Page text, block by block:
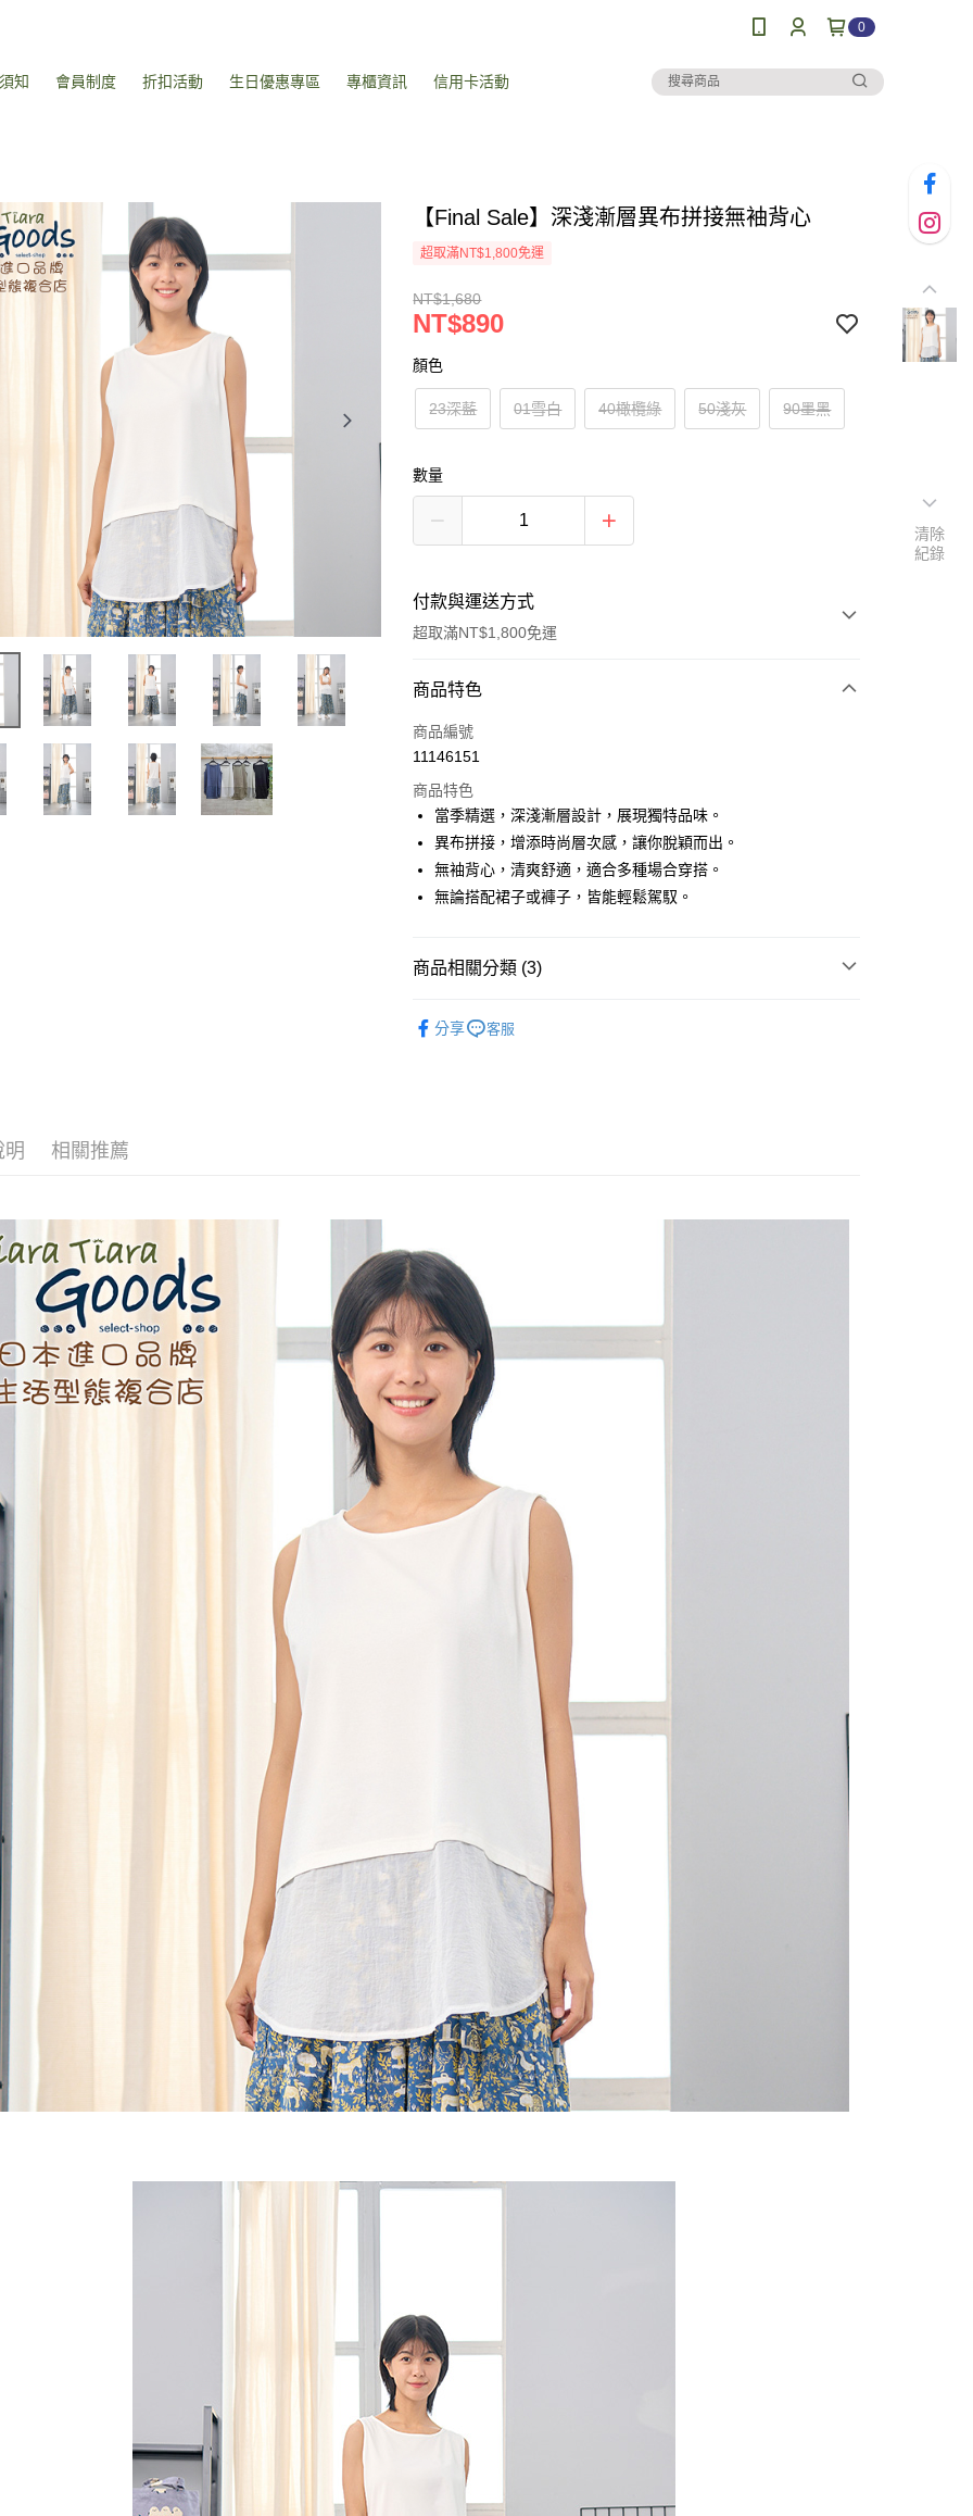
0
知 會員制度 折扣活動 生日優惠專區 專櫃資訊 信用卡活動
【Final Sale】深淺漸層異布拼接無袖背心
超取滿NT$1,800免運
NT$1,680
NT$890
顏色
23深藍 01雪白 40橄欖綠 50淺灰 90墨黑
數量
付款與運送方式
超取滿NT$1,800免運
付款方式
信用卡一次付款
LINE Pay
Apple Pay
悠遊付
全盈+PAY
相關說明
２．訂單成立數日內，您將收到繳費通知簡訊。
３．收到繳費通知簡訊後14天內，點擊此簡訊中的連結，可透過四大超商
／ATM／網路銀行／等多元方式進行付款，方視為交易完成。
※ 請注意：結帳手續完成當下不需立刻繳費，但若您需要取消訂單，請聯
絡購買商品的店家。未經商家同意取消之訂單仍視為有效，需透過AFTEE
先享後付繳納相關費用。
※ 交易是否成功請以「AFTEE先享後付 」之結帳頁面顯示為準，若有關於
是否繳費成功／繳費後需取消欲退款等相關疑問，請聯繫「AFTEE先享後
付客戶支援中心」
【注意事項】
１．透過由恩沛科技股份有限公司提供之「AFTEE先享後付」服務完成之
交易，需依本服務之必要範圍內提供個人資料，並將交易相關給付款項請
求債權轉讓予恩沛科技股份有限公司。
２．關於個人資料處理事宜，請瀏覽以下網址：
https://aftee.tw/terms/#terms3
３．未成年的使用者請事先徵得法定代理人或監護人之同意方可使用
「AFTEE先享後付」，若未經同意申辦者引起之損失，本公司不負相關責
４．使用「AFTEE先享後付」時，將依據個別帳號之用戶狀況，依本公司
即時審查核予不同之上限額度；若仍有額度不足之情形，本公司將視審查
結果請求用戶進行身份認證。
５．嚴禁一人註冊多個帳號或使用他人資訊註冊。若發現惡意使用之情
形，恩沛科技股份有限公司將有權停止該用戶之使用額度並採取法律行
付款後全家取貨
每筆NT$60，滿NT$1,800(含以上)免運費
7-11取貨付款
每筆NT$60，滿NT$2,000(含以上)免運費
付款後7-11取貨
每筆NT$60，滿NT$2,000(含以上)免運費
黑貓宅急便(包裹尺寸60cm以下)
每筆NT$100，滿NT$2,000(含以上)免運費
黑貓宅急便(包裹尺寸90cm以下)
每筆NT$140，滿NT$2,000(含以上)免運費
商品特色
商品編號
11146151
商品特色
當季精選，深淺漸層設計，展現獨特品味。
異布拼接，增添時尚層次感，讓你脫穎而出。
無袖背心，清爽舒適，適合多種場合穿搭。
無論搭配裙子或褲子，皆能輕鬆駕馭。
商品相關分類 (3)
分享 客服
明 相關推薦
清除
紀錄